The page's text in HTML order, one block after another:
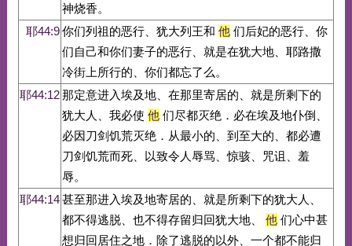
神烧香。
耶44:9你们列祖的恶行、犹大列王和 他们后妃的恶行、你
们自己和你们妻子的恶行、就是在犹大地、耶路撒
冷街上所行的、你们都忘了么。
耶44:12那定意进入埃及地、在那里寄居的、就是所剩下的
犹大人、我必使 他们尽都灭绝．必在埃及地仆倒、
必因刀剑饥荒灭绝．从最小的、到至大的、都必遭
刀剑饥荒而死、以致令人辱骂、惊骇、咒诅、羞
辱。
耶44:14甚至那进入埃及地寄居的、就是所剩下的犹大人、
都不得逃脱、也不得存留归回犹大地、
他们心中甚
想归回居住之地．除了逃脱的以外、一个都不能归